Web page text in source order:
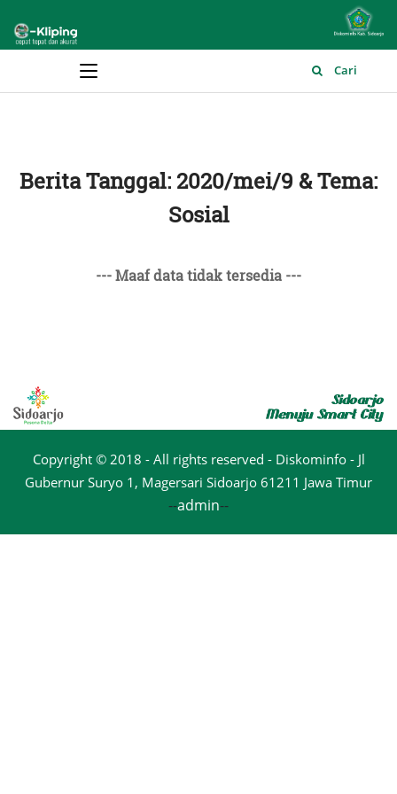
Main Menu Cari
Berita Tanggal: 2020/mei/9 & Tema:
Sosial
--- Maaf data tidak tersedia ---
Copyright © 2018 - All rights reserved - Diskominfo - Jl
Gubernur Suryo 1, Magersari Sidoarjo 61211 Jawa Timur
--admin--